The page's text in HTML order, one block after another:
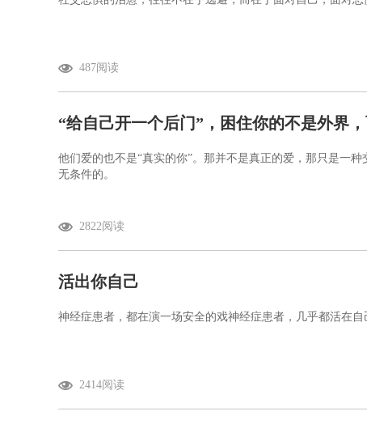
487阅读
“给自己开一个后门”，困住你的不是外界
他们爱的也不是“真实的你”。那并不是真正的爱，那只是一
无条件的。
2822阅读
活出你自己
神经症患者，都在演一场安全的戏神经症患者，几乎都活在自
2414阅读